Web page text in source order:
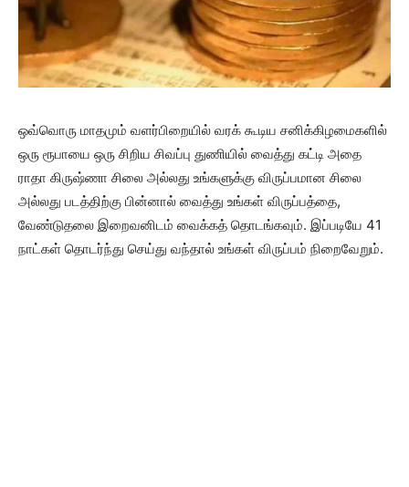
ஒவ்வொரு மாதமும் வளர்பிறையில் வரக் கூடிய சனிக்கிழமைகளில்
ஒரு ரூபாயை ஒரு சிறிய சிவப்பு துணியில் வைத்து கட்டி அதை
ராதா கிருஷ்ணா சிலை அல்லது உங்களுக்கு விருப்பமான சிலை
அல்லது படத்திற்கு பின்னால் வைத்து உங்கள் விருப்பத்தை,
வேண்டுதலை இறைவனிடம் வைக்கத் தொடங்கவும். இப்படியே 41
நாட்கள் தொடர்ந்து செய்து வந்தால் உங்கள் விருப்பம் நிறைவேறும்.